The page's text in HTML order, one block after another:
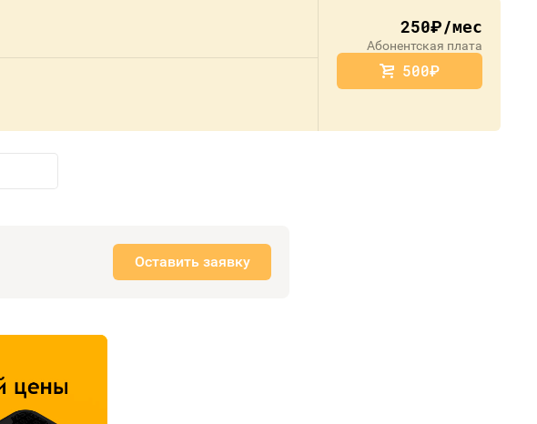
250руб./мес
Абонентская плата
500руб.
Оставить заявку